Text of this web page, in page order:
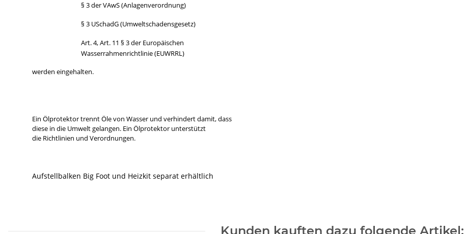
§ 3 der VAwS (Anlagenverordnung)
§ 3 USchadG (Umweltschadensgesetz)
Art. 4, Art. 11 § 3 der Europäischen
Wasserrahmenrichtlinie (EUWRRL)
werden eingehalten.
Ein Ölprotektor trennt Öle von Wasser und verhindert damit, dass
diese in die Umwelt gelangen. Ein Ölprotektor unterstützt
die Richtlinien und Verordnungen.
Aufstellbalken Big Foot und Heizkit separat erhältlich
Kunden kauften dazu folgende Artikel: